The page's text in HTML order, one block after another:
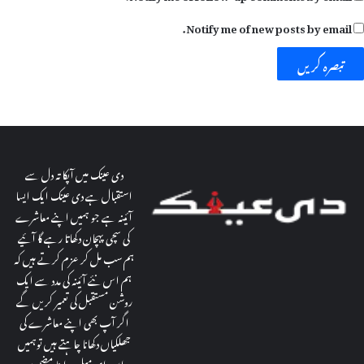
Notify me of new posts by email.
دی عینک میں آپکا تہ دل سے
استقبال ہے دی عینک ایک ایسا
آئینہ ہے جو ہمیں اپنے معاشرے
کی سچی پہچان دکھاتا رہے گا آئیے
ہم سب مل کر عزم کرتے ہیں کہ
ہم اس نئے آئینہ کی مدد سے ایک
روشن مستقبل کی تعمیر کریں گے
اگر آپ بھی اپنے معاشرے کی
جھلکیاں دکھانا چاہتے ہیں توہمیں